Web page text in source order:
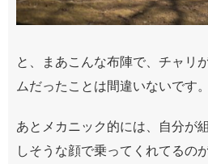
と、まあこんな布陣で、チャリ
ムだったことは間違いないです。
あとメカニック的には、自分が
しそうな顔で乗ってくれてるの